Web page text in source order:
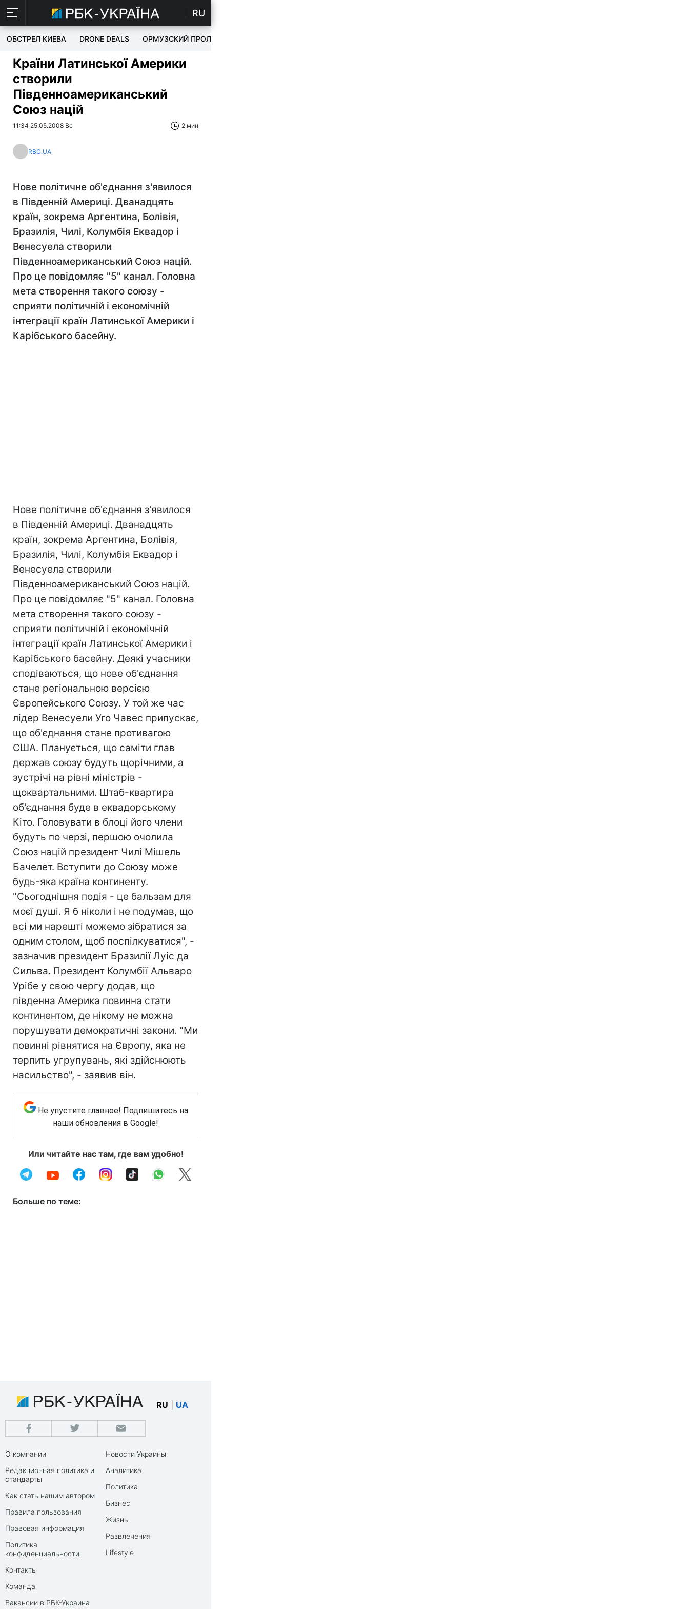
RU
ОБСТРЕЛ КИЕВА DRONE DEALS ОРМУЗСКИЙ ПРОЛИВ
Країни Латинської Америки
створили
Південноамериканський
Союз націй
11:34 25.05.2008 Вс 2 мин
RBC.UA
Нове політичне об'єднання з'явилося
в Південній Америці. Дванадцять
країн, зокрема Аргентина, Болівія,
Бразилія, Чилі, Колумбія Еквадор і
Венесуела створили
Південноамериканський Союз націй.
Про це повідомляє "5" канал. Головна
мета створення такого союзу -
сприяти політичній і економічній
інтеграції країн Латинської Америки і
Карібського басейну.
Нове політичне об'єднання з'явилося
в Південній Америці. Дванадцять
країн, зокрема Аргентина, Болівія,
Бразилія, Чилі, Колумбія Еквадор і
Венесуела створили
Південноамериканський Союз націй.
Про це повідомляє "5" канал. Головна
мета створення такого союзу -
сприяти політичній і економічній
інтеграції країн Латинської Америки і
Карібського басейну. Деякі учасники
сподіваються, що нове об'єднання
стане регіональною версією
Європейського Союзу. У той же час
лідер Венесуели Уго Чавес припускає,
що об'єднання стане противагою
США. Планується, що саміти глав
держав союзу будуть щорічними, а
зустрічі на рівні міністрів -
щоквартальними. Штаб-квартира
об'єднання буде в еквадорському
Кіто. Головувати в блоці його члени
будуть по черзі, першою очолила
Союз націй президент Чилі Мішель
Бачелет. Вступити до Союзу може
будь-яка країна континенту.
"Сьогоднішня подія - це бальзам для
моєї душі. Я б ніколи і не подумав, що
всі ми нарешті можемо зібратися за
одним столом, щоб поспілкуватися", -
зазначив президент Бразилії Луіс да
Сильва. Президент Колумбії Альваро
Урібе у свою чергу додав, що
південна Америка повинна стати
континентом, де нікому не можна
порушувати демократичні закони. "Ми
повинні рівнятися на Європу, яка не
терпить угрупувань, які здійснюють
насильство", - заявив він.
Не упустите главное! Подпишитесь на
наши обновления в Google!
Или читайте нас там, где вам удобно!
Больше по теме:
RU UA
О компании
Редакционная политика и
стандарты
Как стать нашим автором
Правила пользования
Правовая информация
Политика
конфиденциальности
Контакты
Команда
Вакансии в РБК-Украина
Новости Украины
Аналитика
Политика
Бизнес
Жизнь
Развлечения
Lifestyle